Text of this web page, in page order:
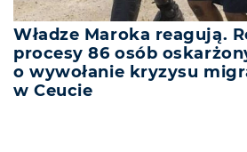
Władze Maroka reagują.
procesy 86 osób
o wywołanie kryzysu
w Ceucie